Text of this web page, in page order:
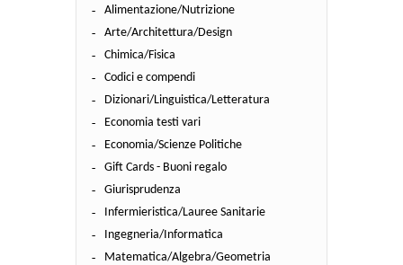
Alimentazione/Nutrizione
Arte/Architettura/Design
Chimica/Fisica
Codici e compendi
Dizionari/Linguistica/Letteratura
Economia testi vari
Economia/Scienze Politiche
Gift Cards - Buoni regalo
Giurisprudenza
Infermieristica/Lauree Sanitarie
Ingegneria/Informatica
Matematica/Algebra/Geometria